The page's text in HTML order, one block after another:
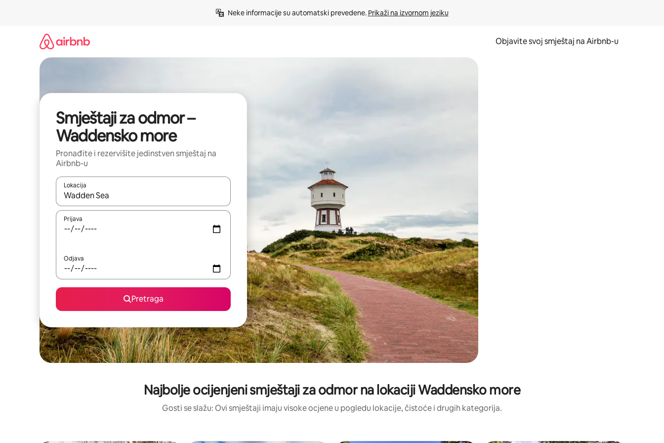
Neke informacije su automatski prevedene. Prikaži na izvornom jeziku
Objavite svoj smještaj na Airbnb-u
Smještaji za odmor –
Waddensko more
Pronađite i rezervišite jedinstven smještaj na
Airbnb-u
Lokacija
Kad su rezultati dostupni, možete da se krećete kroz njih pomoću strelica nagore i nadolje, kao i da ih istražujte dodirom ili prevlačenjem.
Prijava
Odjava
Pretraga
Najbolje ocijenjeni smještaji za odmor na lokaciji Waddensko more
Gosti se slažu: Ovi smještaji imaju visoke ocjene u pogledu lokacije, čistoće i drugih kategorija.